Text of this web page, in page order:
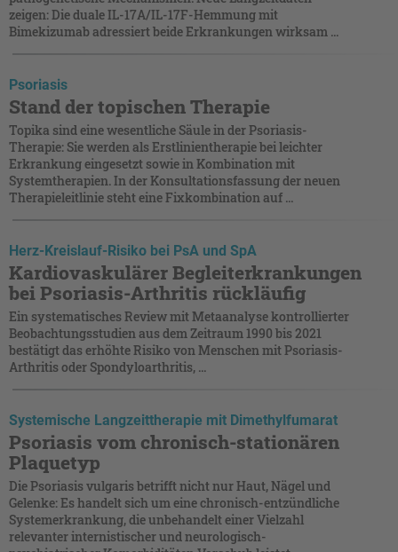
zeigen: Die duale IL-17A/IL-17F-Hemmung mit
Bimekizumab adressiert beide Erkrankungen wirksam ...
Psoriasis
Stand der topischen Therapie
Topika sind eine wesentliche Säule in der Psoriasis-
Therapie: Sie werden als Erstlinientherapie bei leichter
Erkrankung eingesetzt sowie in Kombination mit
Systemtherapien. In der Konsultationsfassung der neuen
Therapieleitlinie steht eine Fixkombination auf ...
Herz-Kreislauf-Risiko bei PsA und SpA
Kardiovaskulärer Begleiterkrankungen
bei Psoriasis-Arthritis rückläufig
Ein systematisches Review mit Metaanalyse kontrollierter
Beobachtungsstudien aus dem Zeitraum 1990 bis 2021
bestätigt das erhöhte Risiko von Menschen mit Psoriasis-
Arthritis oder Spondyloarthritis, ...
Systemische Langzeittherapie mit Dimethylfumarat
Psoriasis vom chronisch-stationären
Plaquetyp
Die Psoriasis vulgaris betrifft nicht nur Haut, Nägel und
Gelenke: Es handelt sich um eine chronisch-entzündliche
Systemerkrankung, die unbehandelt einer Vielzahl
relevanter internistischer und neurologisch-